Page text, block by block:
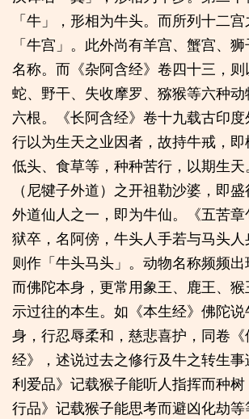
「牛」，形相为牛头。而所列十二
「牛宫」。此外尚有羊宫、蟹宫、
名称。而《杂阿含经》卷四十三，
蛇、野干、失收摩罗、猕猴等六种
六根。《长阿含经》卷十九载古印
行以为生天之业因者，故持牛戒，即
低头、食草等，种种苦行，以期生
（尼犍子外道）之开祖勒沙婆，即
外道仙人之一，即为牛仙。《五苦
狱卒，名阿傍，牛头人手若与马头人
则作「牛头马头」。动物名称频频出
而佛陀本身，更常用象王、鹿王、
示过往的本生。如《本生经》佛陀
身，行忍辱柔和，慈悲喜护，同卷
经》，述说过去之修行及牛之转生事
利爱品》记载猴子能听人指挥而种树
行品》记载猴子能思考而避凶化劫